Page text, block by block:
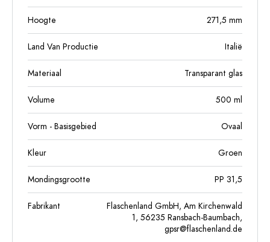
Hoogte 271,5 mm
Land Van Productie Italië
Materiaal Transparant glas
Volume 500 ml
Vorm - Basisgebied Ovaal
Kleur Groen
Mondingsgrootte PP 31,5
Fabrikant
Flaschenland GmbH, Am Kirchenwald
1, 56235 Ransbach-Baumbach,
gpsr@flaschenland.de